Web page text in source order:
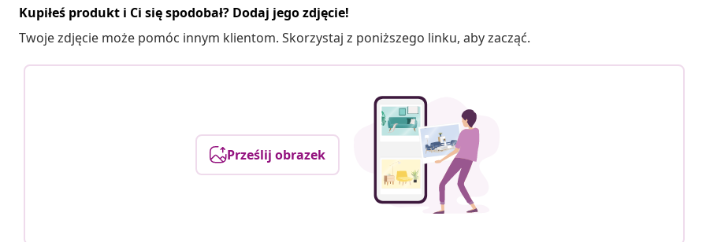
Kupiłeś produkt i Ci się spodobał? Dodaj jego zdjęcie!
Twoje zdjęcie może pomóc innym klientom. Skorzystaj z poniższego linku, aby zacząć.
Prześlij obrazek